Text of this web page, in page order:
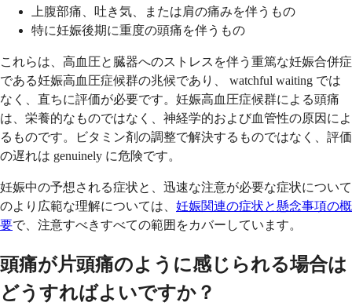
上腹部痛、吐き気、または肩の痛みを伴うもの
特に妊娠後期に重度の頭痛を伴うもの
これらは、高血圧と臓器へのストレスを伴う重篤な妊娠合併症
である妊娠高血圧症候群の兆候であり、 watchful waiting では
なく、直ちに評価が必要です。妊娠高血圧症候群による頭痛
は、栄養的なものではなく、神経学的および血管性の原因によ
るものです。ビタミン剤の調整で解決するものではなく、評価
の遅れは genuinely に危険です。
妊娠中の予想される症状と、迅速な注意が必要な症状について
のより広範な理解については、 妊娠関連の症状と懸念事項の概
要で、注意すべきすべての範囲をカバーしています。
頭痛が片頭痛のように感じられる場合は
どうすればよいですか？